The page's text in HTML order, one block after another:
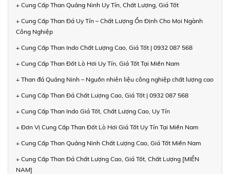
+ Cung Cấp Than Quảng Ninh Uy Tín, Chất Lượng, Giá Tốt
+ Cung Cấp Than Đá Uy Tín – Chất Lượng Ổn Định Cho Mọi Ngành
Công Nghiệp
+ Cung Cấp Than Indo Chất Lượng Cao, Giá Tốt | 0932 087 568
+ Cung Cấp Than Đốt Lò Hơi Uy Tín, Giá Tốt Tại Miền Nam
+ Than đá Quảng Ninh – Nguồn nhiên liệu công nghiệp chất lượng cao
+ Cung Cấp Than Đá Chất Lượng Cao, Giá Tốt | 0932 087 568
+ Cung Cấp Than Indo Giá Tốt, Chất Lượng Cao, Uy Tín
+ Đơn Vị Cung Cấp Than Đốt Lò Hơi Giá Tốt Uy Tín Tại Miền Nam
+ Cung Cấp Than Quảng Ninh Chất Lượng Cao, Giá Tốt Miền Nam
+ Cung Cấp Than Đá Chất Lượng Cao, Giá Tốt, Chất Lượng [MIỀN
NAM]